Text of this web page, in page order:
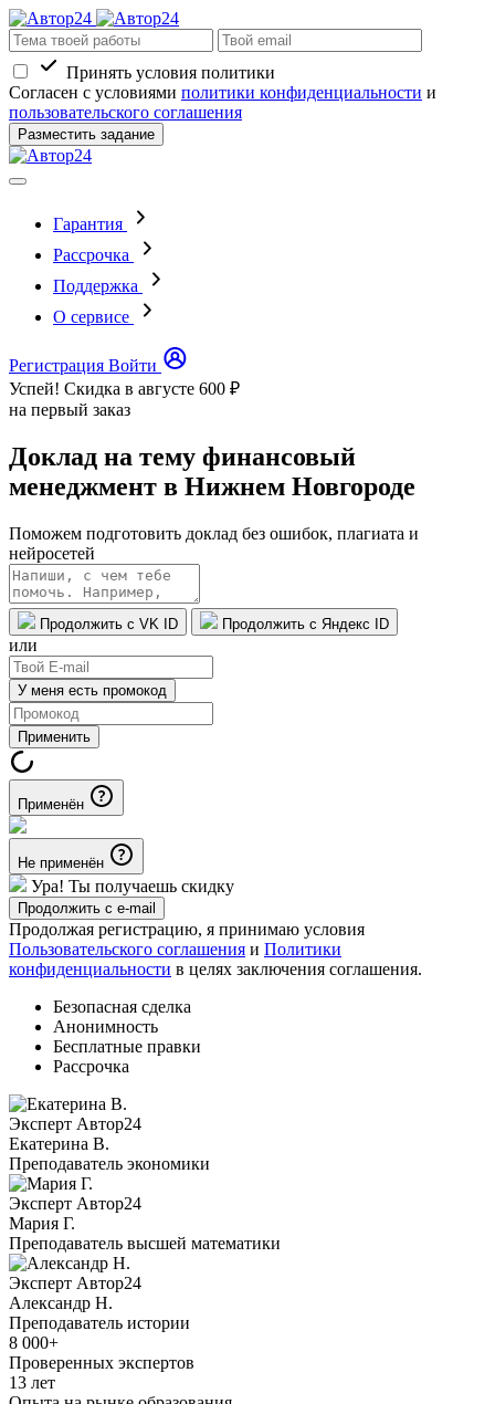
Принять условия политики
Согласен с условиями политики конфиденциальности и
пользовательского соглашения
Разместить задание
Гарантия
Рассрочка
Поддержка
О сервисе
Регистрация Войти
Успей! Скидка в августе 600 ₽
на первый заказ
Доклад на тему финансовый
менеджмент в Нижнем Новгороде
Поможем подготовить доклад без ошибок, плагиата и
нейросетей
Продолжить с VK ID Продолжить с Яндекс ID
или
У меня есть промокод
Применить
Применён
Не применён
Ура! Ты получаешь скидку
Продолжить с e-mail
Продолжая регистрацию, я принимаю условия
Пользовательского соглашения и Политики
конфиденциальности в целях заключения соглашения.
Безопасная сделка
Анонимность
Бесплатные правки
Рассрочка
Эксперт Автор24
Екатерина B.
Преподаватель экономики
Эксперт Автор24
Мария Г.
Преподаватель высшей математики
Эксперт Автор24
Александр Н.
Преподаватель истории
8 000+
Проверенных экспертов
13 лет